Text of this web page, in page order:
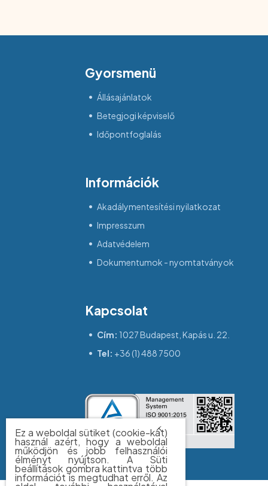
Gyorsmenü
Állásajánlatok
Betegjogi képviselő
Időpontfoglalás
Információk
Akadálymentesítési nyilatkozat
Impresszum
Adatvédelem
Dokumentumok - nyomtatványok
Kapcsolat
Cím: 1027 Budapest, Kapás u. 22.
Tel: +36 (1) 488 7500
Ez a weboldal sütiket (cookie-kat)
használ azért, hogy a weboldal
működjön és jobb felhasználói
élményt nyújtson. A Süti
beállítások gombra kattintva több
információt is megtudhat erről. Az